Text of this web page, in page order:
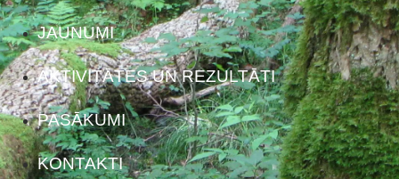
JAUNUMI
AKTIVITĀTES UN REZULTĀTI
PASĀKUMI
KONTAKTI